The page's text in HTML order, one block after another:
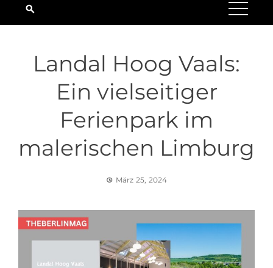
Landal Hoog Vaals:
Ein vielseitiger
Ferienpark im
malerischen Limburg
März 25, 2024